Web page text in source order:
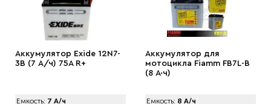
Аккумулятор Exide 12N7-
3B (7 А/ч) 75A R+
Емкость: 7 А/ч
Аккумулятор для
мотоцикла Fiamm FB7L-B
(8 А·ч)
Емкость: 8 А/ч